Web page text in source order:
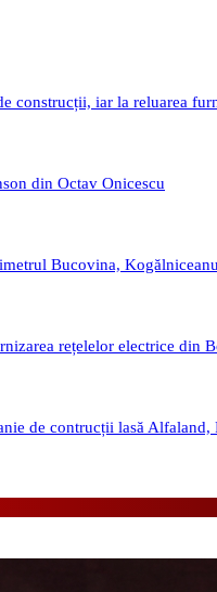
construcții, iar la reluarea
din Octav Onicescu
Bucovina,
rețelelor electrice din
de contrucții lasă